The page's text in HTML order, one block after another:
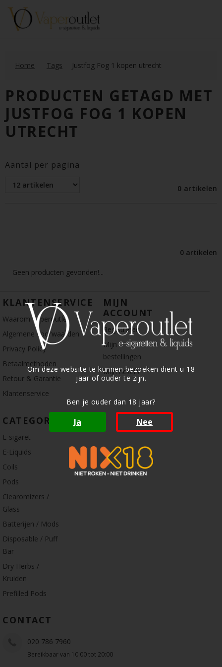
Om deze website te kunnen bezoeken dient u 18
jaar of ouder te zijn.
Ben je ouder dan 18 jaar?
Ja Nee
Home Tags Justfog Fog 1 kopen utrecht
PRODUCTEN GETAGD MET
JUSTFOG FOG 1 KOPEN
UTRECHT
Aantal per pagina
0 artikelen
0 artikelen
Geen producten gevonden!...
KLANTENSERVICE
Waarom Vaperoutlet
Algemene voorwaarden
Privacy Policy
Betaalmethoden
Retour & Garantie
Klantenservice
MIJN
ACCOUNT
Registreren
Mijn
bestellingen
Mijn tickets
CATEGORIE
E-sigaret
E-Liquids
Coils
Pods
Clearomizers /
Glass
Batterijen / Mods
Disposable / Puff
Bar
Dry Herbs /
Kruiden
Prefilled Pods
CONTACT
020 786 7960
Bereikbaar van 10:00 tot 20:00